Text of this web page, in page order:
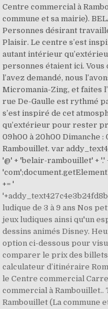
ludique de 3 à 9 ans Nos
jeux ludiques ainsi qu'un
dessins animés Disney.
option ci-dessous pour
comparer le prix des
calculateur d’itinéraire
le Centre commercial
commercial à
Rambouillet (La commune